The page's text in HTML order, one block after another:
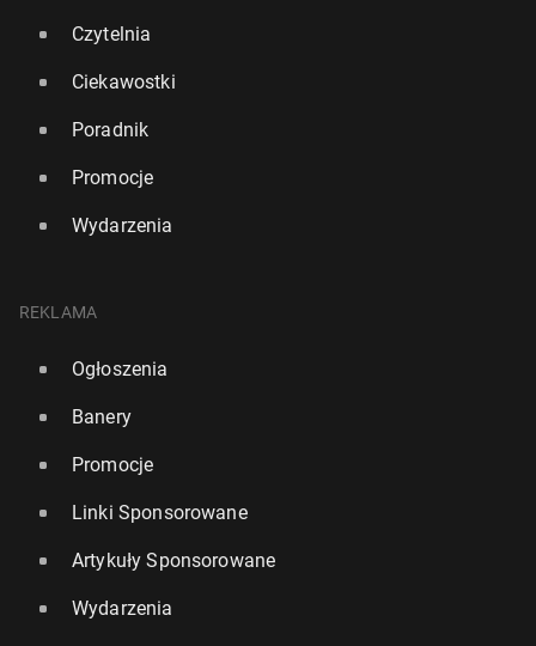
Czytelnia
Ciekawostki
Poradnik
Promocje
Wydarzenia
REKLAMA
Ogłoszenia
Banery
Promocje
Linki Sponsorowane
Artykuły Sponsorowane
Wydarzenia